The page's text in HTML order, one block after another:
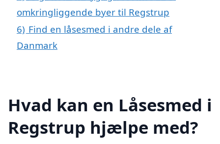
omkringliggende byer til Regstrup
6) Find en låsesmed i andre dele af
Danmark
Hvad kan en Låsesmed i
Regstrup hjælpe med?